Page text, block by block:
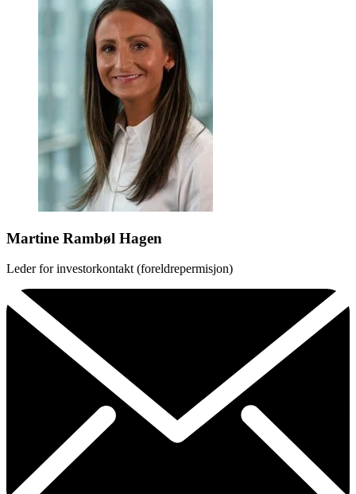
Martine Rambøl Hagen
Leder for investorkontakt (foreldrepermisjon)